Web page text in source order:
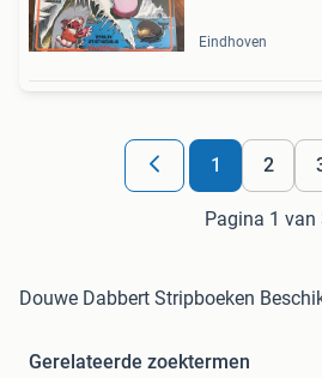
Eindhoven
1 2
Pagina 1 van
Douwe Dabbert Stripboeken
Gerelateerde zoektermen